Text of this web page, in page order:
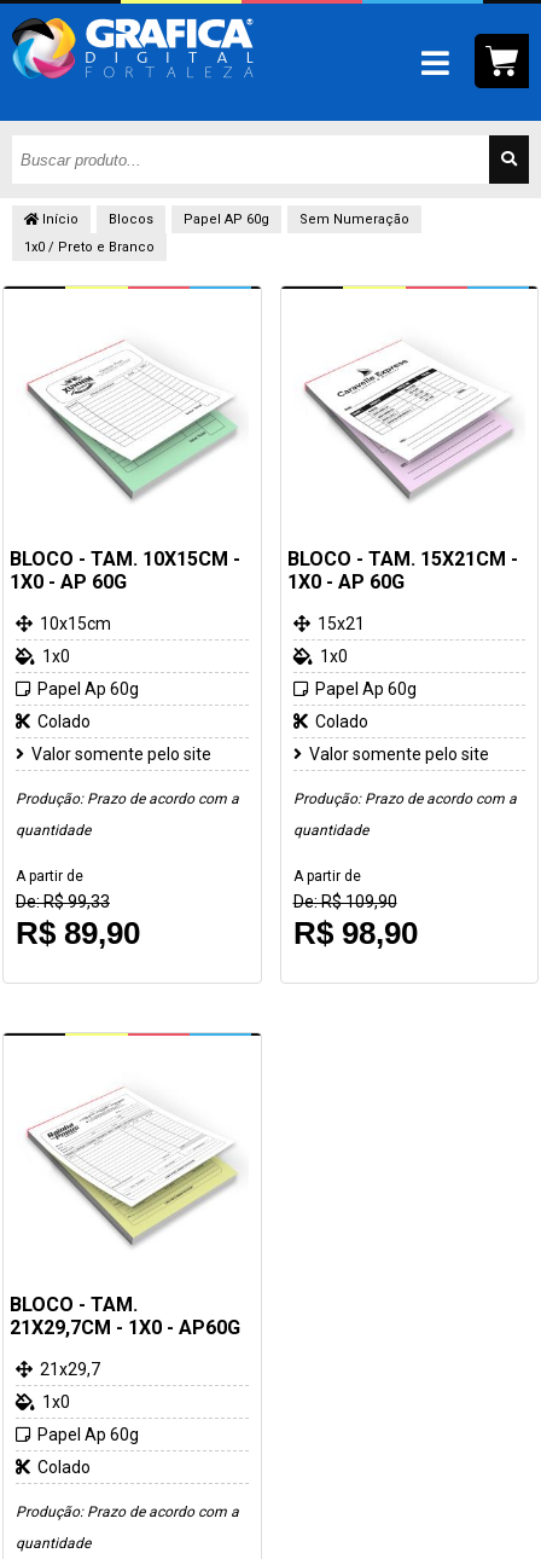
Início Blocos Papel AP 60g
Sem Numeração
1x0 / Preto e Branco
BLOCO - TAM. 10X15CM -
1X0 - AP 60G
10x15cm
1x0
Papel Ap 60g
Colado
Valor somente pelo site
Produção: Prazo de acordo com a
quantidade
A partir de
De: R$ 99,33
R$ 89,90
BLOCO - TAM. 15X21CM -
1X0 - AP 60G
15x21
1x0
Papel Ap 60g
Colado
Valor somente pelo site
Produção: Prazo de acordo com a
quantidade
A partir de
De: R$ 109,90
R$ 98,90
BLOCO - TAM.
21X29,7CM - 1X0 - AP60G
21x29,7
1x0
Papel Ap 60g
Colado
Produção: Prazo de acordo com a
quantidade